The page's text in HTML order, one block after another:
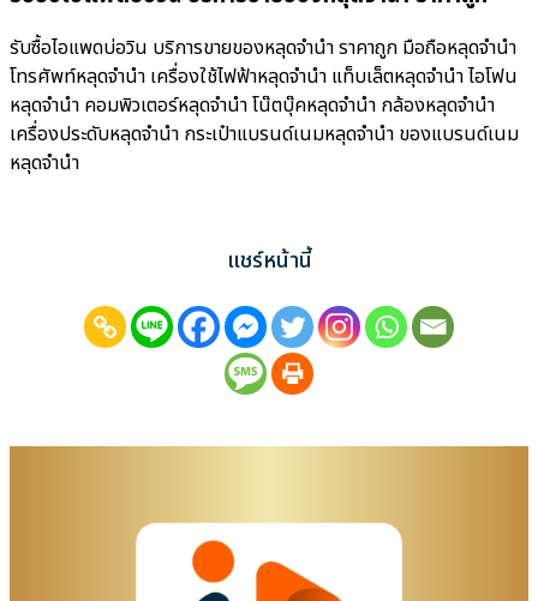
รับซื้อไอแพดบ่อวิน บริการขายของหลุดจำนำ ราคาถูก มือถือหลุดจำนำ
โทรศัพท์หลุดจำนำ เครื่องใช้ไฟฟ้าหลุดจำนำ แท็บเล็ตหลุดจำนำ ไอโฟน
หลุดจำนำ คอมพิวเตอร์หลุดจำนำ โน๊ตบุ๊คหลุดจำนำ กล้องหลุดจำนำ
เครื่องประดับหลุดจำนำ กระเป๋าแบรนด์เนมหลุดจำนำ ของแบรนด์เนม
หลุดจำนำ
แชร์หน้านี้